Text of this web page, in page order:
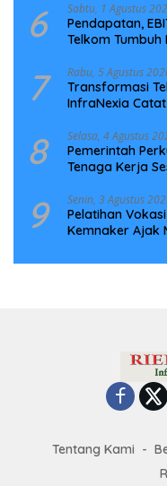
6 Sabtu, 1 Agustus
Pendapatan,
Telkom
7 Rabu, 5 Agustus
Transformasi
InfraNexia
8 Selasa, 4 Agustus
Pemerintah
Tenaga Kerja
9 Senin, 3 Agustus
Pelatihan
Kemnaker Ajak
Tentang Kami